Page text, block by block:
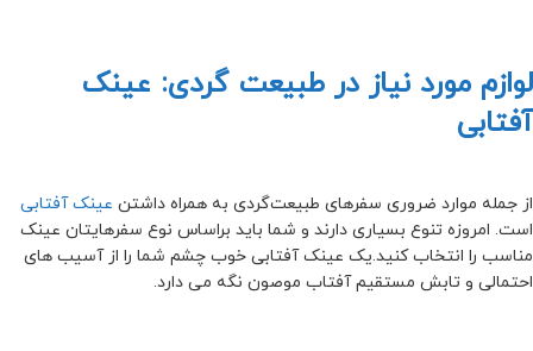
لوازم مورد نیاز در طبیعت گردی: عینک
آفتابی
از جمله موارد ضروری سفرهای طبیعت‌گردی به همراه داشتن عینک آفتابی
است. امروزه تنوع بسیاری دارند و شما باید براساس نوع سفرهایتان عینک
مناسب را انتخاب کنید.یک عینک آفتابی خوب چشم شما را از آسیب های
احتمالی و تابش مستقیم آفتاب موصون نگه می دارد.